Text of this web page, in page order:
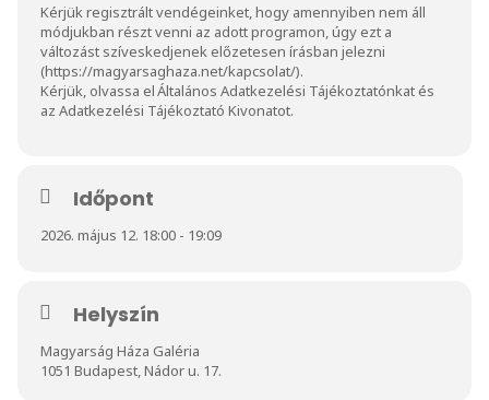
Kérjük regisztrált vendégeinket, hogy amennyiben nem áll
módjukban részt venni az adott programon, úgy ezt a
változást szíveskedjenek előzetesen írásban jelezni
(https://magyarsaghaza.net/kapcsolat/).
Kérjük, olvassa elÁltalános Adatkezelési Tájékoztatónkat és
az Adatkezelési Tájékoztató Kivonatot.
Időpont
2026. május 12. 18:00 - 19:09
Helyszín
Magyarság Háza Galéria
1051 Budapest, Nádor u. 17.